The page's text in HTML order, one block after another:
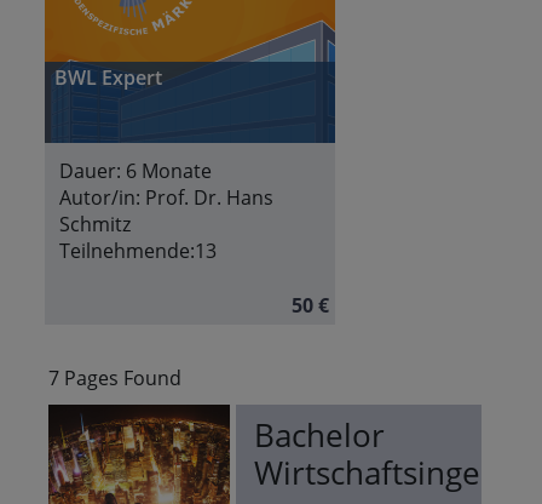
BWL Expert
Dauer: 6 Monate
Autor/in: Prof. Dr. Hans
Schmitz
Teilnehmende:13
50 €
7 Pages Found
Bachelor